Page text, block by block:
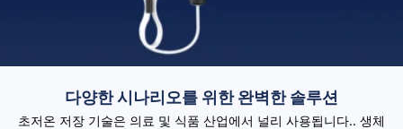
다양한 시나리오를 위한 완벽한 솔루션
초저온 저장 기술은 의료 및 식품 산업에서 널리 사용됩니다.. 생체